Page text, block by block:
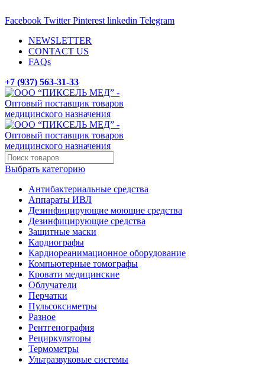
Facebook Twitter Pinterest linkedin Telegram
NEWSLETTER
CONTACT US
FAQs
+7 (937) 563-31-33
Выбрать категорию
Антибактериальные средства
Аппараты ИВЛ
Дезинфицирующие моющие средства
Дезинфицирующие средства
Защитные маски
Кардиографы
Кардиореанимационное оборудование
Компьютерные томографы
Кровати медицинские
Облучатели
Перчатки
Пульсоксиметры
Разное
Рентгенография
Рециркуляторы
Термометры
Ультразвуковые системы